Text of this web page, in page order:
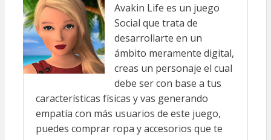
Avakin Life es un juego
Social que trata de
desarrollarte en un
ámbito meramente digital,
creas un personaje el cual
debe ser con base a tus
características físicas y vas generando
empatía con más usuarios de este juego,
puedes comprar ropa y accesorios que te